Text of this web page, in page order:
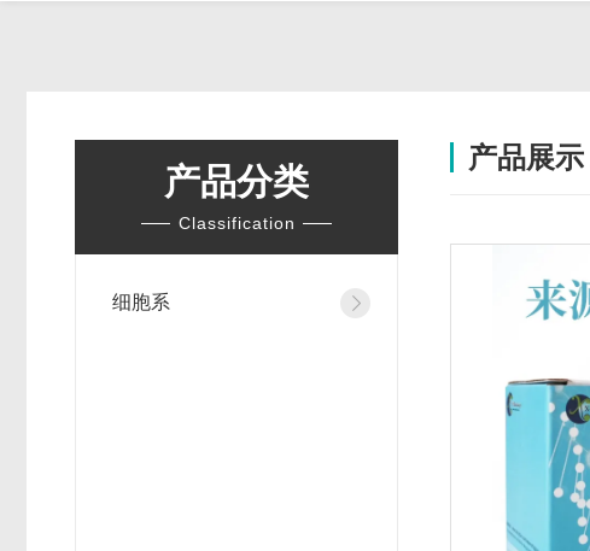
产品分类
Classification
细胞系
产品展示